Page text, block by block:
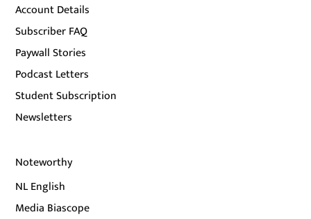
Account Details
Subscriber FAQ
Paywall Stories
Podcast Letters
Student Subscription
Newsletters
Noteworthy
NL English
Media Biascope